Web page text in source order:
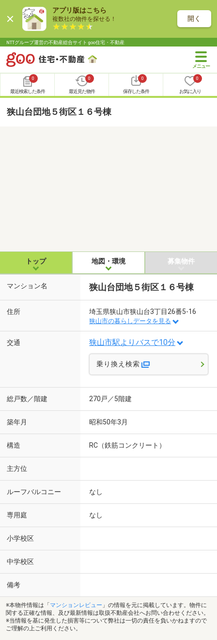
アプリ版はこちら
複数社の物件を探せる！ 開く
NTTグループ運営の不動産総合サイト goo住宅・不動産
0
最近検索した条件
0
最近見た物件
0
保存した条件
0
お気に入り
狭山台団地５街区１６号棟
トップ 地図・環境 募集物件
マンション名 狭山台団地５街区１６号棟
住所 埼玉県狭山市狭山台3丁目26番5-16
狭山市の暮らしデータを見る
交通 狭山市駅よりバスで10分
乗り換え検索
総戸数／階建 270戸／5階建
築年月 昭和50年3月
構造 RC（鉄筋コンクリート）
主方位
ルーフバルコニー なし
専用庭 なし
小学校区
中学校区
備考
※本物件情報は「 マンションレビュー 」の情報を元に掲載しています。物件に
関する正確な情報、及び最新情報は取扱不動産会社へお問い合わせください。
※当情報を基に発生した損害等について弊社は一切の責任を負いかねますので
ご理解の上ご利用ください。